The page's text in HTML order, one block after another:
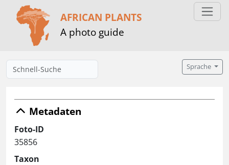
AFRICAN PLANTS
A photo guide
Sprache
Metadaten
Foto-ID
35856
Taxon